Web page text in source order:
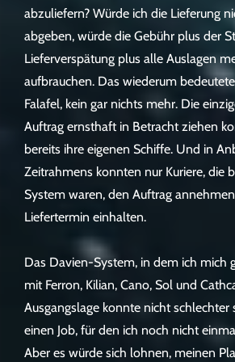
abzuliefern? Würde ich die Lieferung
abgeben, würde die Gebühr plus der
Lieferverspätung plus alle Auslagen
aufbrauchen. Das wiederum
Falafel, kein gar nichts mehr. Die
Auftrag ernsthaft in Betracht ziehen
bereits ihre eigenen Schiffe. Und in
Zeitrahmens konnten nur Kuriere, die
System waren, den Auftrag
Liefertermin einhalten.
Das Davien-System, in dem ich mich
mit Ferron, Kilian, Cano, Sol und
Ausgangslage konnte nicht schlechter
einen Job, für den ich noch nicht
Aber es würde sich lohnen, meinen